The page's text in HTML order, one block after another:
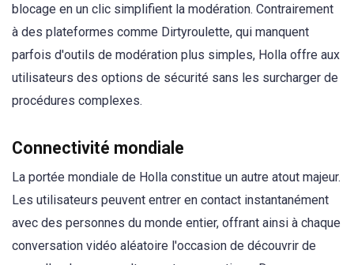
blocage en un clic simplifient la modération. Contrairement
à des plateformes comme Dirtyroulette, qui manquent
parfois d'outils de modération plus simples, Holla offre aux
utilisateurs des options de sécurité sans les surcharger de
procédures complexes.
Connectivité mondiale
La portée mondiale de Holla constitue un autre atout majeur.
Les utilisateurs peuvent entrer en contact instantanément
avec des personnes du monde entier, offrant ainsi à chaque
conversation vidéo aléatoire l'occasion de découvrir de